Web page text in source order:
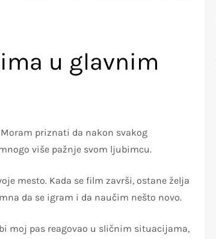
u glavnim
priznati da nakon svakog
više pažnje svom ljubimcu.
mesto. Kada se film završi, ostane želja
da se igram i da naučim nešto novo.
moj pas reagovao u sličnim situacijama,